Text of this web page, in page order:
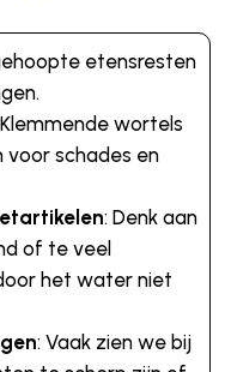
etensresten
wortels
voor schades en
: Denk aan
of te veel
het water niet
: Vaak zien we bij